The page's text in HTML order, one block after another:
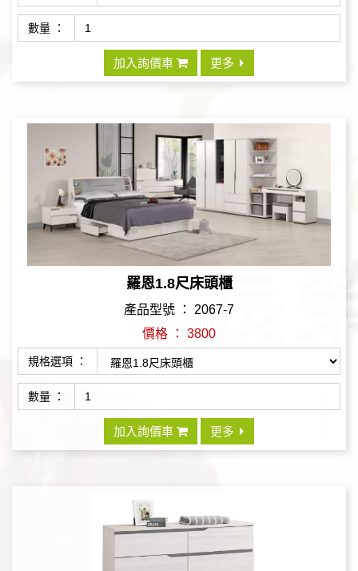
數量 ：
加入詢價車 更多
羅恩1.8尺床頭櫃
產品型號 ： 2067-7
價格 ： 3800
規格選項 ：
數量 ：
加入詢價車 更多